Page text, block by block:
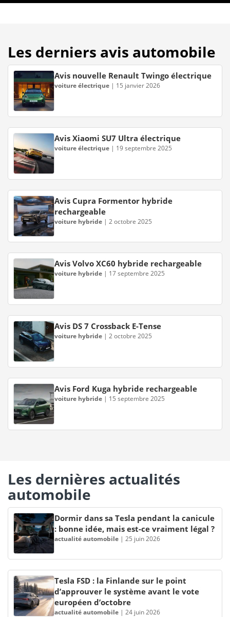
Les derniers avis automobile
Avis nouvelle Renault Twingo électrique
voiture électrique | 15 janvier 2026
Avis Xiaomi SU7 Ultra électrique
voiture électrique | 19 septembre 2025
Avis Cupra Formentor hybride
rechargeable
voiture hybride | 2 octobre 2025
Avis Volvo XC60 hybride rechargeable
voiture hybride | 17 septembre 2025
Avis DS 7 Crossback E-Tense
voiture hybride | 2 octobre 2025
Avis Ford Kuga hybride rechargeable
voiture hybride | 15 septembre 2025
Les dernières actualités
automobile
Dormir dans sa Tesla pendant la canicule
: bonne idée, mais est-ce vraiment légal ?
actualité automobile | 25 juin 2026
Tesla FSD : la Finlande sur le point
d’approuver le système avant le vote
européen d’octobre
actualité automobile | 24 juin 2026